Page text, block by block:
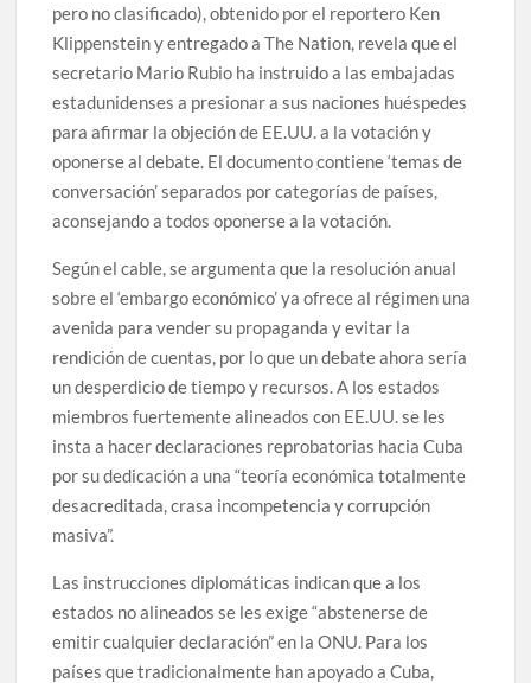
pero no clasificado), obtenido por el reportero Ken
Klippenstein y entregado a The Nation, revela que el
secretario Mario Rubio ha instruido a las embajadas
estadunidenses a presionar a sus naciones huéspedes
para afirmar la objeción de EE.UU. a la votación y
oponerse al debate. El documento contiene ‘temas de
conversación’ separados por categorías de países,
aconsejando a todos oponerse a la votación.
Según el cable, se argumenta que la resolución anual
sobre el ‘embargo económico’ ya ofrece al régimen una
avenida para vender su propaganda y evitar la
rendición de cuentas, por lo que un debate ahora sería
un desperdicio de tiempo y recursos. A los estados
miembros fuertemente alineados con EE.UU. se les
insta a hacer declaraciones reprobatorias hacia Cuba
por su dedicación a una “teoría económica totalmente
desacreditada, crasa incompetencia y corrupción
masiva”.
Las instrucciones diplomáticas indican que a los
estados no alineados se les exige “abstenerse de
emitir cualquier declaración” en la ONU. Para los
países que tradicionalmente han apoyado a Cuba,